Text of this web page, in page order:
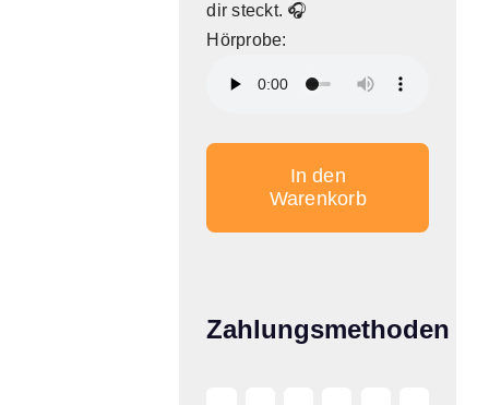
dir steckt. 🎧
Hörprobe:
Aktivierung
der
In den
Warenkorb
Zahlungsmethoden